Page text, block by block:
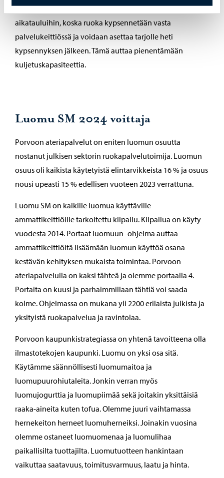
ruokakuljetukset eivät ole sidottu tiukkoihin
aikatauluihin, koska ruoka kypsennetään vasta
palvelukeittiössä ja voidaan asettaa tarjolle heti
kypsennyksen jälkeen. Tämä auttaa pienentämään
kuljetuskapasiteettia.
Luomu SM 2024 voittaja
Porvoon ateriapalvelut on eniten luomun osuutta
nostanut julkisen sektorin ruokapalvelutoimija. Luomun
osuus oli kaikista käytetyistä elintarvikkeista 16 % ja osuus
nousi upeasti 15 % edellisen vuoteen 2023 verrattuna.
Luomu SM on kaikille luomua käyttäville
ammattikeittiöille tarkoitettu kilpailu. Kilpailua on käyty
vuodesta 2014. Portaat luomuun -ohjelma auttaa
ammattikeittiöitä lisäämään luomun käyttöä osana
kestävän kehityksen mukaista toimintaa. Porvoon
ateriapalvelulla on kaksi tähteä ja olemme portaalla 4.
Portaita on kuusi ja parhaimmillaan tähtiä voi saada
kolme. Ohjelmassa on mukana yli 2200 erilaista julkista ja
yksityistä ruokapalvelua ja ravintolaa.
Porvoon kaupunkistrategiassa on yhtenä tavoitteena olla
ilmastotekojen kaupunki. Luomu on yksi osa sitä.
Käytämme säännöllisesti luomumaitoa ja
luomupuurohiutaleita. Jonkin verran myös
luomujogurttia ja luomupiimää sekä joitakin yksittäisiä
raaka-aineita kuten tofua. Olemme juuri vaihtamassa
hernekeiton herneet luomuherneiksi. Joinakin vuosina
olemme ostaneet luomuomenaa ja luomulihaa
paikallisilta tuottajilta. Luomutuotteen hankintaan
vaikuttaa saatavuus, toimitusvarmuus, laatu ja hinta.